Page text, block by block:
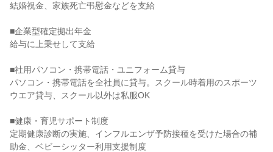
結婚祝金、家族死亡弔慰金などを支給
■企業型確定拠出年金
給与に上乗せして支給
■社用パソコン・携帯電話・ユニフォーム貸与
パソコン・携帯電話を全社員に貸与。スクール時着用のスポーツ
ウエア貸与、スクール以外は私服OK
■健康・育児サポート制度
定期健康診断の実施、インフルエンザ予防接種を受けた場合の補
助金、ベビーシッター利用支援制度